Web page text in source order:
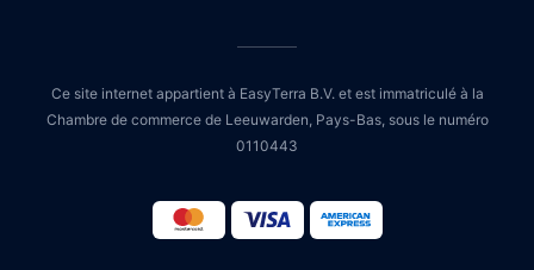
Ce site internet appartient à EasyTerra B.V. et est immatriculé à la
Chambre de commerce de Leeuwarden, Pays-Bas, sous le numéro
0110443